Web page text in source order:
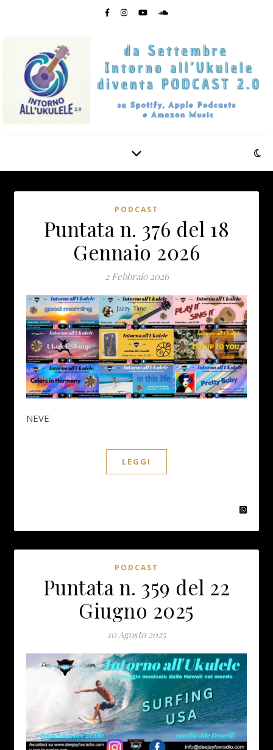
PODCAST
Puntata n. 376 del 18
Gennaio 2026
2 Febbraio 2026
NEVE
LEGGI
PODCAST
Puntata n. 359 del 22
Giugno 2025
10 Agosto 2025